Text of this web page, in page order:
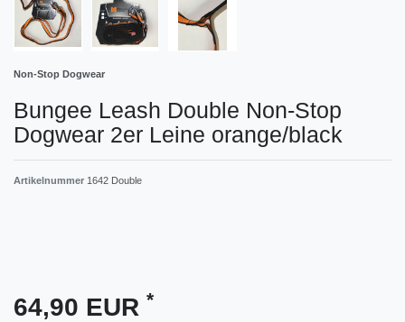
Non-Stop Dogwear
Bungee Leash Double Non-Stop
Dogwear 2er Leine orange/black
Artikelnummer 1642 Double
64,90 EUR *